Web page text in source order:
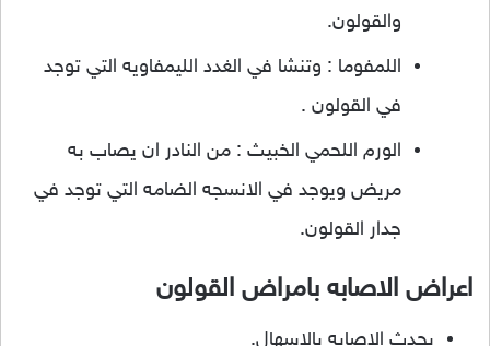
والقولون.
اللمفوما : وتنشا في الغدد الليمفاويه التي توجد
في القولون .
الورم اللحمي الخبيث : من النادر ان يصاب به
مريض ويوجد في الانسجه الضامه التي توجد في
جدار القولون.
اعراض الاصابه بامراض القولون
يحدث الاصابه بالاسهال.